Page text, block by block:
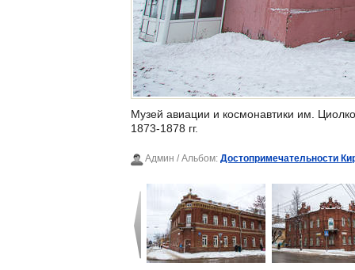
Музей авиации и космонавтики им.
1873-1878 гг.
Админ / Альбом: Достопримечательности